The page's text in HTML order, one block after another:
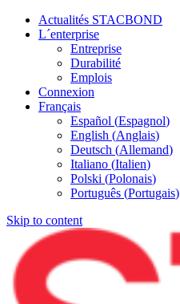
Actualités STACBOND
L´enterprise
Entreprise
Durabilité
Emplois
Connexion
Français
Español (Espagnol)
English (Anglais)
Deutsch (Allemand)
Italiano (Italien)
Polski (Polonais)
Português (Portugais)
Skip to content